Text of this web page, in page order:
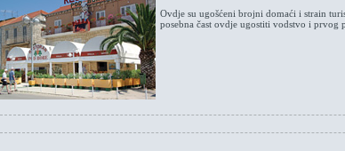
Ovdje su ugošćeni brojni domaći i strain
posebna čast ovdje ugostiti vodstvo i prvog